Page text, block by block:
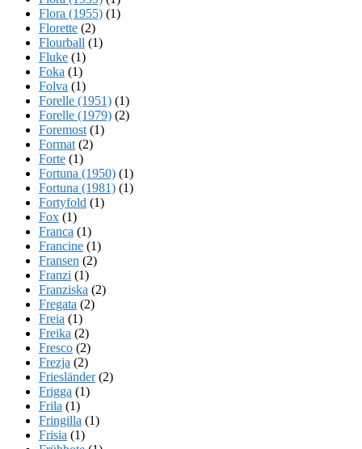
Flora (1955) (1)
Florette (2)
Flourball (1)
Fluke (1)
Foka (1)
Folva (1)
Forelle (1951) (1)
Forelle (1979) (2)
Foremost (1)
Format (2)
Forte (1)
Fortuna (1950) (1)
Fortuna (1981) (1)
Fortyfold (1)
Fox (1)
Franca (1)
Francine (1)
Fransen (2)
Franzi (1)
Franziska (2)
Fregata (2)
Freia (1)
Freika (2)
Fresco (2)
Frezja (2)
Friesländer(2)
Frigga (1)
Frila (1)
Fringilla (1)
Frisia (1)